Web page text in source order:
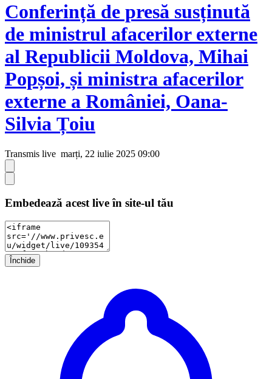
Conferință de presă susținută
de ministrul afacerilor externe
al Republicii Moldova, Mihai
Popșoi, și ministra afacerilor
externe a României, Oana-
Silvia Țoiu
Transmis live marți, 22 iulie 2025 09:00
Embedează acest live în site-ul tău
Închide